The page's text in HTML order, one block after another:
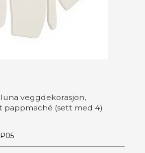
veggdekorasjon,
pappmaché (sett med 4)